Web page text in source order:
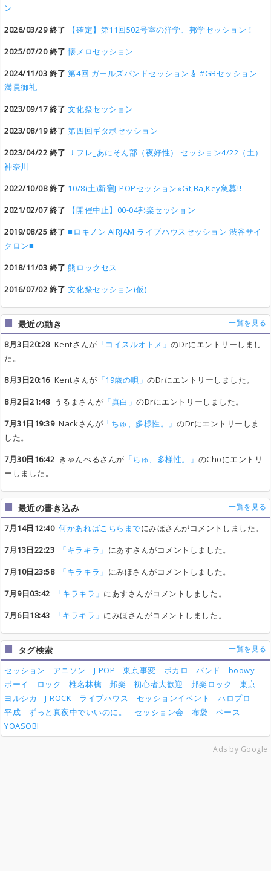
ン
2026/03/29 終了
【確定】第11回502号室の洋学、邦学セッション！
2025/07/20 終了 懐メロセッション
2024/11/03 終了 第4回 ガールズバンドセッション🎸 #GBセッション
満員御礼
2023/09/17 終了 文化祭セッション
2023/08/19 終了 第四回ギタボセッション
2023/04/22 終了 Ｊフレ_あにそん部（夜好性） セッション4/22（土）
神奈川
2022/10/08 終了 10/8(土)新宿J-POPセッション※Gt,Ba,Key急募!!
2021/02/07 終了
【開催中止】00-04邦楽セッション
2019/08/25 終了 ■ロキノン AIRJAM ライブハウスセッション 渋谷サイ
クロン■
2018/11/03 終了 熊ロックセス
2016/07/02 終了 文化祭セッション(仮)
最近の動き 一覧を見る
8月3日20:28Kentさんが 「コイスルオトメ」のDrにエントリーしまし
た。
8月3日20:16Kentさんが 「19歳の唄」のDrにエントリーしました。
8月2日21:48うるまさんが 「真白」のDrにエントリーしました。
7月31日19:39Nackさんが 「ちゅ、多様性。」 のDrにエントリーしま
した。
7月30日16:42 きゃんべるさんが 「ちゅ、多様性。」 のChoにエントリ
ーしました。
最近の書き込み 一覧を見る
7月14日12:40 何かあればこちらまでにみほさんがコメントしました。
7月13日22:23
「キラキラ」 にあすさんがコメントしました。
7月10日23:58
「キラキラ」 にみほさんがコメントしました。
7月9日03:42
「キラキラ」 にあすさんがコメントしました。
7月6日18:43
「キラキラ」 にみほさんがコメントしました。
タグ検索 一覧を見る
セッション アニソン J-POP 東京事変 ボカロ バンド
boowy
ボーイ
ロック 椎名林檎 邦楽 初心者大歓迎 邦楽ロック
東京
ヨルシカ
J-ROCK ライブハウス セッションイベント
ハロプロ
平成
ずっと真夜中でいいのに。 セッション会 布袋
ベース
YOASOBI
Ads by Google